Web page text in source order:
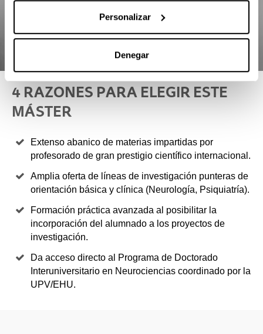
Personalizar
Denegar
4 RAZONES PARA ELEGIR ESTE
MÁSTER
Extenso abanico de materias impartidas por
profesorado de gran prestigio científico internacional.
Amplia oferta de líneas de investigación punteras de
orientación básica y clínica (Neurología, Psiquiatría).
Formación práctica avanzada al posibilitar la
incorporación del alumnado a los proyectos de
investigación.
Da acceso directo al Programa de Doctorado
Interuniversitario en Neurociencias coordinado por la
UPV/EHU.